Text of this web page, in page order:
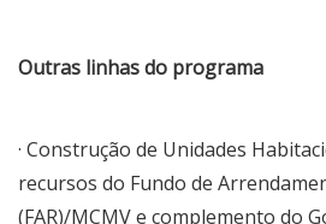
Outras linhas do programa
· Construção de Unidades
recursos do Fundo de
(FAR)/MCMV e complemento do